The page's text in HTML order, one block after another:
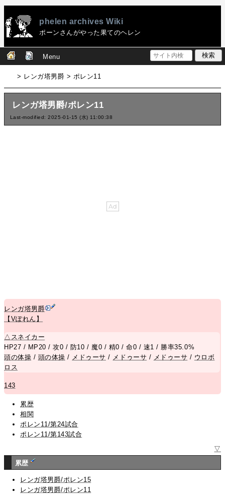
phelen archives Wiki
ポーンさんがやった果てのヘレン
Menu
> レンガ塔男爵 > ポレン11
レンガ塔男爵/ポレン11
Last-modified: 2025-01-15 (水) 11:00:38
レンガ塔男爵
【Vぽれん】
△ スネイカー
HP27 / MP20 / 攻0 / 防10 / 魔0 / 精0 / 命0 / 速1 / 勝率35.0%
頭の体操 / 頭の体操 / メドゥーサ / メドゥーサ / メドゥーサ / ウロボ
ロス
143
累歴
相関
ポレン11/第24試合
ポレン11/第143試合
▽
累歴
レンガ塔男爵/ポレン15
レンガ塔男爵/ポレン11